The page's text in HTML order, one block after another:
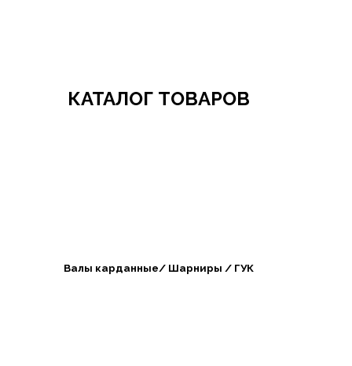
КАТАЛОГ ТОВАРОВ
Валы карданные/ Шарниры / ГУК